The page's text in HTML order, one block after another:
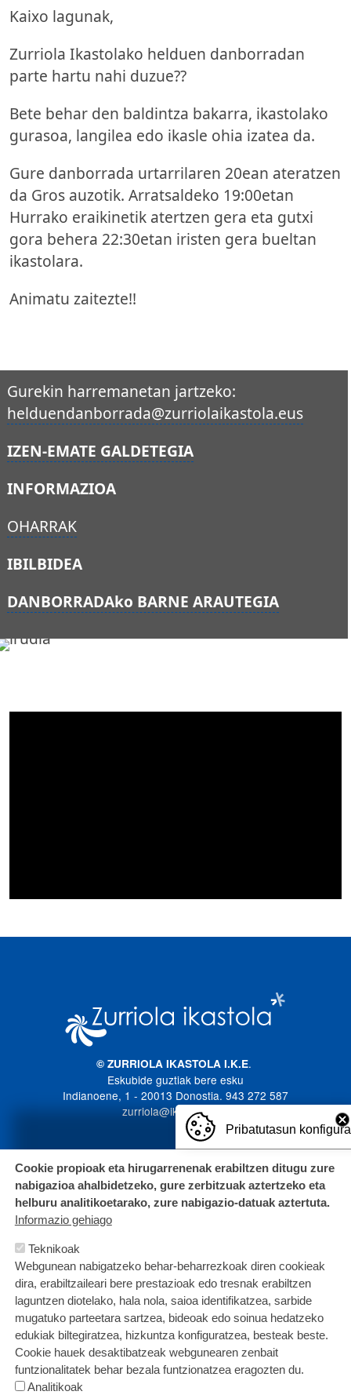
Kaixo lagunak,
Zurriola Ikastolako helduen danborradan
parte hartu nahi duzue??
Bete behar den baldintza bakarra, ikastolako
gurasoa, langilea edo ikasle ohia izatea da.
Gure danborrada urtarrilaren 20ean ateratzen
da Gros auzotik. Arratsaldeko 19:00etan
Hurrako eraikinetik atertzen gera eta gutxi
gora behera 22:30etan iristen gera bueltan
ikastolara.
Animatu zaitezte!!
Gurekin harremanetan jartzeko:
helduendanborrada@zurriolaikastola.eus
IZEN-EMATE GALDETEGIA
INFORMAZIOA
OHARRAK
IBILBIDEA
DANBORRADAko BARNE ARAUTEGIA
© ZURRIOLA IKASTOLA I.K.E.
Eskubide guztiak bere esku
Indianoene, 1 - 20013 Donostia. 943 272 587
zurriola@ikastola.eus
Pribatutasun
Cookie propioak eta hirugarrenenak erabiltzen ditugu zure
nabigazioa ahalbidetzeko, gure zerbitzuak aztertzeko eta
helburu analitikoetarako, zure nabigazio-datuak aztertuta.
Informazio gehiago
Teknikoak
Webgunean nabigatzeko behar-beharrezkoak diren cookieak
dira, erabiltzaileari bere prestazioak edo tresnak erabiltzen
laguntzen diotelako, hala nola, saioa identifikatzea, sarbide
mugatuko parteetara sartzea, bideoak edo soinua hedatzeko
edukiak biltegiratzea, hizkuntza konfiguratzea, besteak beste.
Cookie hauek desaktibatzeak webgunearen zenbait
funtzionalitatek behar bezala funtzionatzea eragozten du.
Analitikoak